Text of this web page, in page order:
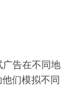
告在不同地
们模拟不同